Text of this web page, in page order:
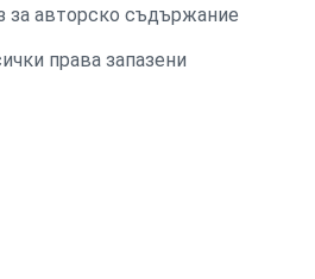
за авторско съдържание
права запазени